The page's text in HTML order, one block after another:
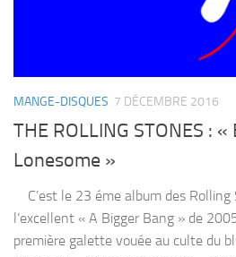
MANGE-DISQUES 7 DÉCEMBRE 2016
THE ROLLING STONES :
Lonesome »
C’est le 23 éme album des Rolling
l’excellent « A Bigger Bang » de
première galette vouée au culte du